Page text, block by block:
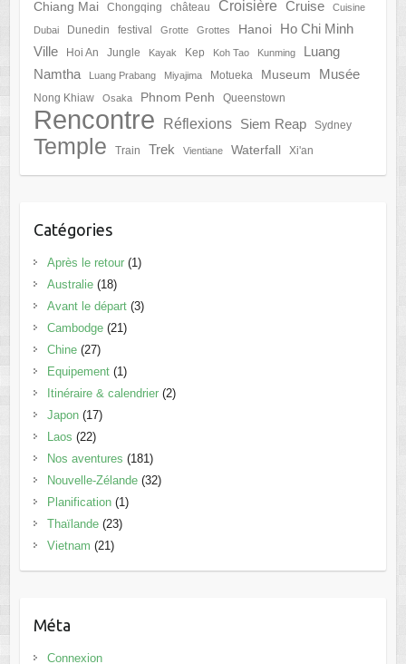
Chiang Mai Chongqing château Croisière Cruise Cuisine
Dubai Dunedin festival Grotte Grottes Hanoi
Ho Chi Minh
Ville
Hoi An Jungle Kayak Kep Koh Tao Kunming
Luang
Namtha
Luang Prabang Miyajima Motueka Museum Musée
Nong Khiaw Osaka Phnom Penh Queenstown
Rencontre Réflexions Siem Reap Sydney
Temple Train Trek Vientiane Waterfall Xi'an
Catégories
Après le retour(1)
Australie(18)
Avant le départ(3)
Cambodge(21)
Chine(27)
Equipement(1)
Itinéraire & calendrier(2)
Japon(17)
Laos (22)
Nos aventures (181)
Nouvelle-Zélande(32)
Planification(1)
Thaïlande(23)
Vietnam (21)
Méta
Connexion